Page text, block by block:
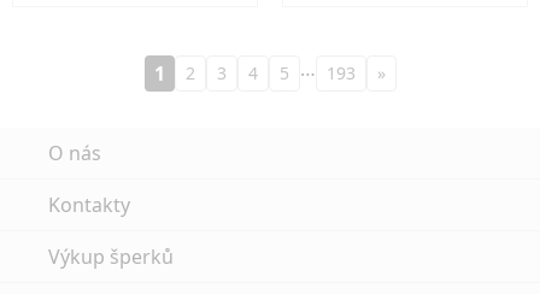
1 2 3 4 5 … 193 »
O nás
Kontakty
Výkup šperků